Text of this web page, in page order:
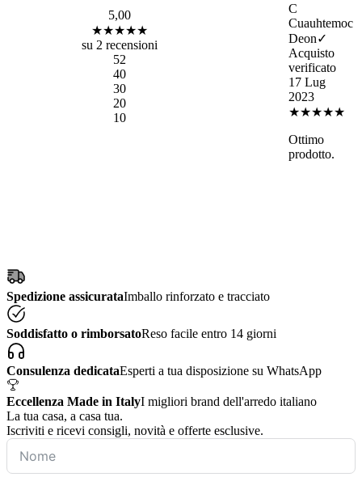
5,00
★★★★★
su 2 recensioni
52
40
30
20
10
C
Cuauhtemoc
Deon✓
Acquisto
verificato
17 Lug
2023
★★★★★
Ottimo
prodotto.
Spedizione assicurataImballo rinforzato e tracciato
Soddisfatto o rimborsatoReso facile entro 14 giorni
Consulenza dedicataEsperti a tua disposizione su WhatsApp
Eccellenza Made in ItalyI migliori brand dell'arredo italiano
La tua casa, a casa tua.
Iscriviti e ricevi consigli, novità e offerte esclusive.